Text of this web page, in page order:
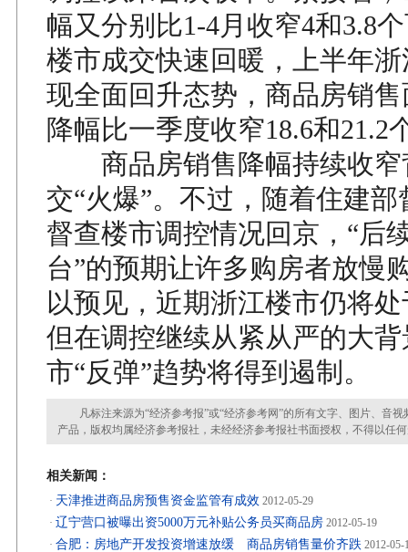
幅又分别比1-4月收窄4和3.8
楼市成交快速回暖，上半年
现全面回升态势，商品房销
降幅比一季度收窄18.6和21.2
商品房销售降幅持续收窄
交“火爆”。不过，随着住建
督查楼市调控情况回京，“后
台”的预期让许多购房者放慢
以预见，近期浙江楼市仍将
但在调控继续从紧从严的大
市“反弹”趋势将得到遏制。
凡标注来源为“经济参考报”或“经济参考网”的所有文字、图片、音视
产品，版权均属经济参考报社，未经经济参考报社书面授权，不得以任
相关新闻：
· 天津推进商品房预售资金监管有成效 2012-05-29
· 辽宁营口被曝出资5000万元补贴公务员买商品房 2012-05-19
· 合肥：房地产开发投资增速放缓 商品房销售量价齐跌 2012-05-